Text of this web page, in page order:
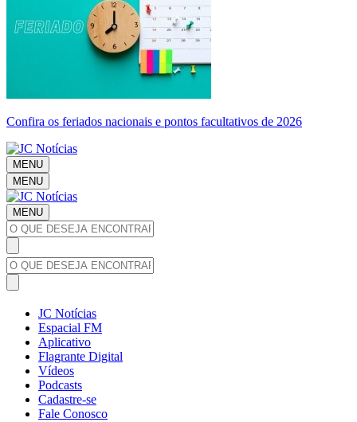
Confira os feriados nacionais e pontos facultativos de 2026
MENU
MENU
MENU
JC Notícias
Espacial FM
Aplicativo
Flagrante Digital
Vídeos
Podcasts
Cadastre-se
Fale Conosco